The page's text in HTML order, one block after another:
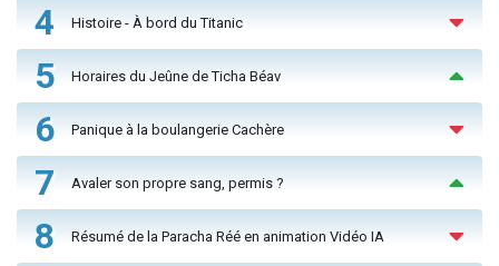
4 Histoire - À bord du Titanic
5 Horaires du Jeûne de Ticha Béav
6 Panique à la boulangerie Cachère
7 Avaler son propre sang, permis ?
8 Résumé de la Paracha Réé en animation Vidéo IA